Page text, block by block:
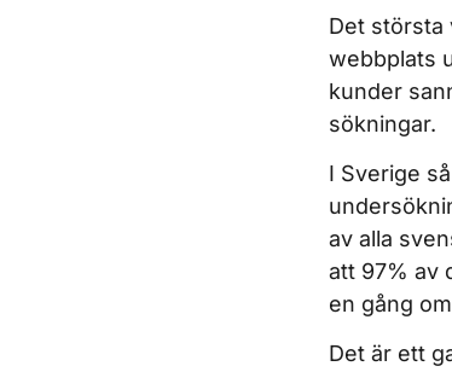
Det största
webbplats
kunder
sökningar.
I Sverige
av alla
att 97% av
en gång
Det är ett